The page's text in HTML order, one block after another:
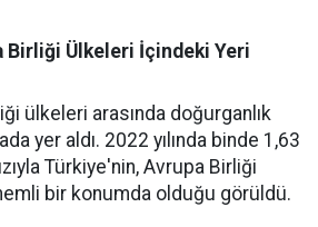
Birliği Ülkeleri İçindeki Yeri
ülkeleri arasında doğurganlık
yer aldı. 2022 yılında binde 1,63
Türkiye'nin, Avrupa Birliği
bir konumda olduğu görüldü.